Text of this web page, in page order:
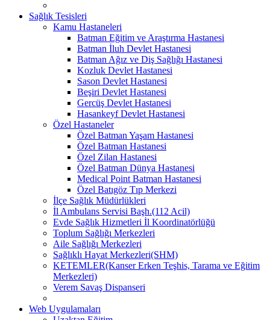
Sağlık Tesisleri
Kamu Hastaneleri
Batman Eğitim ve Araştırma Hastanesi
Batman İluh Devlet Hastanesi
Batman Ağız ve Diş Sağlığı Hastanesi
Kozluk Devlet Hastanesi
Sason Devlet Hastanesi
Beşiri Devlet Hastanesi
Gercüş Devlet Hastanesi
Hasankeyf Devlet Hastanesi
Özel Hastaneler
Özel Batman Yaşam Hastanesi
Özel Batman Hastanesi
Özel Zilan Hastanesi
Özel Batman Dünya Hastanesi
Medical Point Batman Hastanesi
Özel Batıgöz Tıp Merkezi
İlçe Sağlık Müdürlükleri
İl Ambulans Servisi Başh.(112 Acil)
Evde Sağlık Hizmetleri İl Koordinatörlüğü
Toplum Sağlığı Merkezleri
Aile Sağlığı Merkezleri
Sağlıklı Hayat Merkezleri(SHM)
KETEMLER(Kanser Erken Teşhis, Tarama ve Eğitim
Merkezleri)
Verem Savaş Dispanseri
Web Uygulamaları